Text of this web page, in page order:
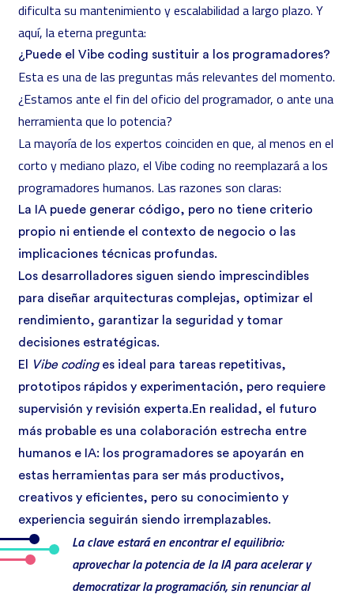
dificulta su mantenimiento y escalabilidad a largo plazo. Y
aquí, la eterna pregunta:
¿Puede el Vibe coding sustituir a los programadores?
Esta es una de las preguntas más relevantes del momento.
¿Estamos ante el fin del oficio del programador, o ante una
herramienta que lo potencia?
La mayoría de los expertos coinciden en que, al menos en el
corto y mediano plazo, el Vibe coding no reemplazará a los
programadores humanos. Las razones son claras:
La IA puede generar código, pero no tiene criterio
propio ni entiende el contexto de negocio o las
implicaciones técnicas profundas.
Los desarrolladores siguen siendo imprescindibles
para diseñar arquitecturas complejas, optimizar el
rendimiento, garantizar la seguridad y tomar
decisiones estratégicas.
El
Vibe codinges ideal para tareas repetitivas,
prototipos rápidos y experimentación, pero requiere
supervisión y revisión experta.En realidad, el futuro
más probable es una colaboración estrecha entre
humanos e IA: los programadores se apoyarán en
estas herramientas para ser más productivos,
creativos y eficientes, pero su conocimiento y
experiencia seguirán siendo irremplazables.
La clave estará en encontrar el equilibrio:
aprovechar la potencia de la IA para acelerar y
democratizar la programación, sin renunciar al